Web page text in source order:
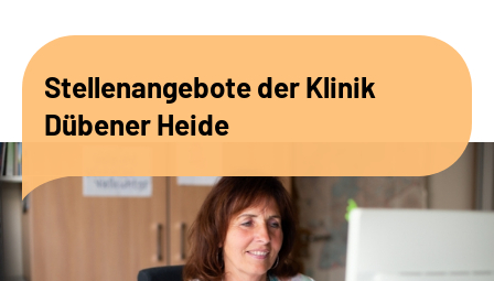
Unsere Angebote
Karriere
Sozialdienste & Zuweisende
Stellenangebote der Klinik
Dübener Heide